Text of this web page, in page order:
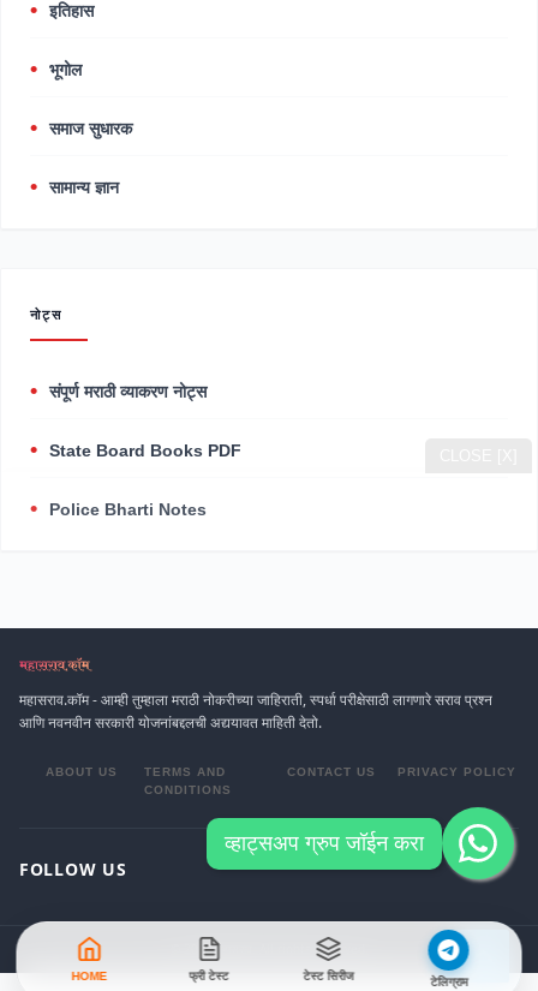
इतिहास
भूगोल
समाज सुधारक
सामान्य ज्ञान
नोट्स
संपूर्ण मराठी व्याकरण नोट्स
State Board Books PDF
Police Bharti Notes
महासराव.कॉम - आम्ही तुम्हाला मराठी नोकरीच्या जाहिराती, स्पर्धा परीक्षेसाठी लागणारे सराव प्रश्न
आणि नवनवीन सरकारी योजनांबद्दलची अद्ययावत माहिती देतो.
ABOUT US
TERMS AND
CONDITIONS
CONTACT US PRIVACY POLICY
FOLLOW US
© 2026 महासराव. All rights reserved.
व्हाट्सअप ग्रुप जॉईन करा
HOME फ्री टेस्ट टेस्ट सिरीज टेलिग्राम